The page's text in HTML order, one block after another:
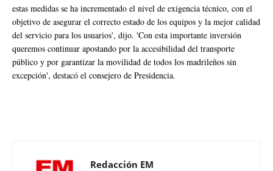
estas medidas se ha incrementado el nivel de exigencia técnico, con el
objetivo de asegurar el correcto estado de los equipos y la mejor calidad
del servicio para los usuarios', dijo. 'Con esta importante inversión
queremos continuar apostando por la accesibilidad del transporte
público y por garantizar la movilidad de todos los madrileños sin
excepción', destacó el consejero de Presidencia.
Redacción EM